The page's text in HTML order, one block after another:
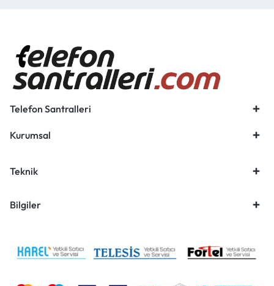
Telefon Santralleri
Kurumsal
Teknik
Bilgiler